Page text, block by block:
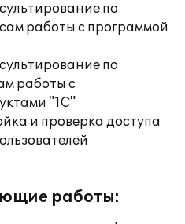
по
работы с программой
по
работы с
"1С"
и проверка доступа
работы: